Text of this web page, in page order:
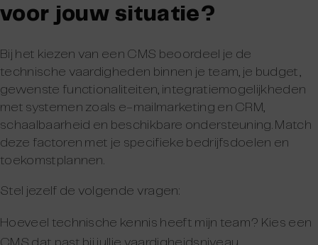
voor jouw situatie?
Bij het kiezen van een CMS beoordeel je de
technische vaardigheden binnen je team, je budget,
gewenste functionaliteiten, integratiemogelijkheden
met systemen zoals e-mailmarketing en CRM,
schaalbaarheid en beschikbare ondersteuning. Match
deze factoren met je specifieke bedrijfsdoelen en
toekomstplannen.
Stel jezelf de volgende vragen:
Hoeveel technische kennis heeft mijn team? Kies een